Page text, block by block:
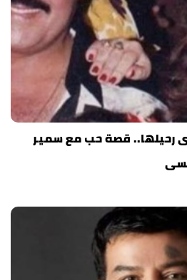
رحيلها.. قصة حب مع سمير